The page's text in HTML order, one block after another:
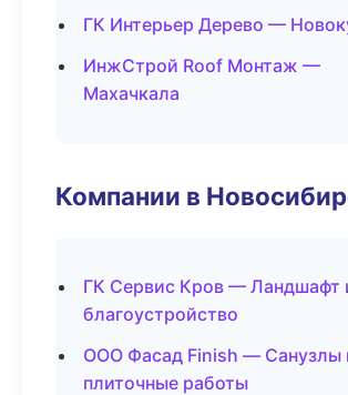
ГК Интерьер Дерево —
ИнжСтрой Roof Монтаж —
Махачкала
Компании в
ГК Сервис Кров — Ландшафт
благоустройство
ООО Фасад Finish — Санузлы
плиточные работы